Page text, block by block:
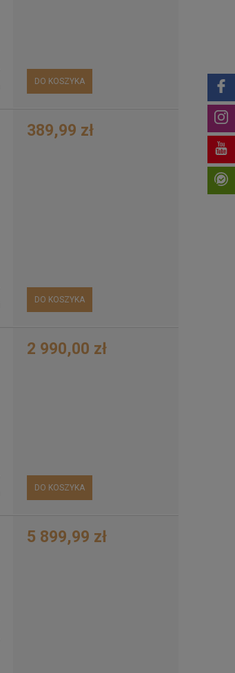
DO KOSZYKA
389,99 zł
DO KOSZYKA
2 990,00 zł
DO KOSZYKA
5 899,99 zł